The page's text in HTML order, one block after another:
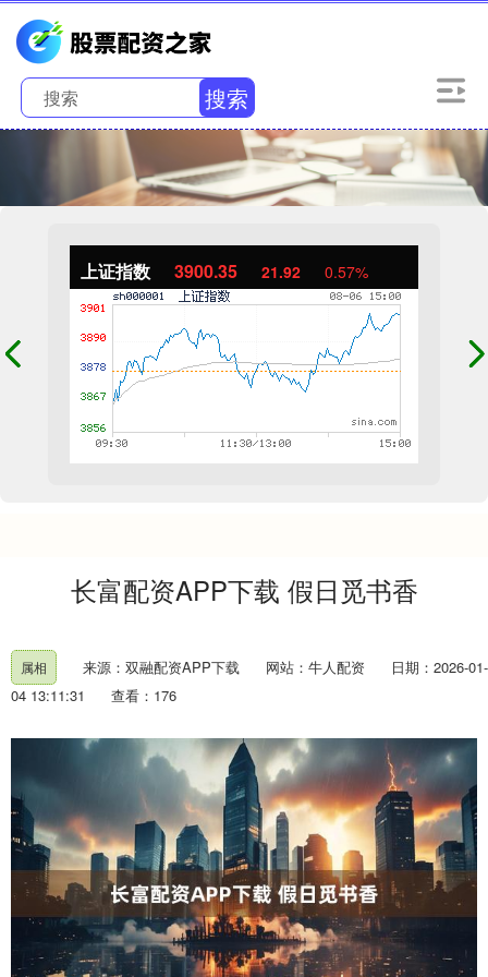
搜索
上证指数 3900.35 21.92 0.57%
长富配资APP下载 假日觅书香
属相 来源：双融配资APP下载 网站：牛人配资
日期：2026-01-
04 13:11:31
查看：176